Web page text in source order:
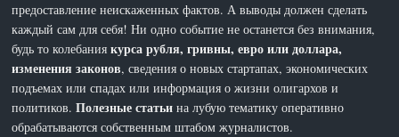
предоставление неискаженных фактов. А выводы должен сделать
каждый сам для себя! Ни одно событие не останется без внимания,
будь то колебаниякурса рубля, гривны, евро или доллара,
изменения законов, сведения о новых стартапах, экономических
подъемах или спадах или информация о жизни олигархов и
политиков.Полезные статьи на лубую тематику оперативно
обрабатываются собственным штабом журналистов.